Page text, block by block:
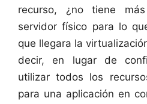
recurso, ¿no tiene
servidor físico para lo
que llegara la
decir, en lugar de
utilizar todos los
para una aplicación en